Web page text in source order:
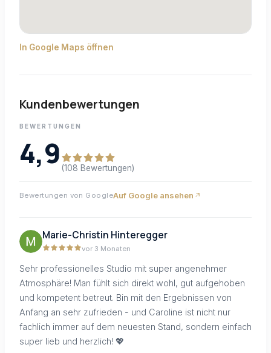
In Google Maps öffnen
Kundenbewertungen
BEWERTUNGEN
4,9 (108 Bewertungen)
Bewertungen von GoogleAuf Google ansehen
Marie-Christin Hinteregger
vor 3 Monaten
Sehr professionelles Studio mit super angenehmer
Atmosphäre! Man fühlt sich direkt wohl, gut aufgehoben
und kompetent betreut. Bin mit den Ergebnissen von
Anfang an sehr zufrieden - und Caroline ist nicht nur
fachlich immer auf dem neuesten Stand, sondern einfach
super lieb und herzlich! 💖